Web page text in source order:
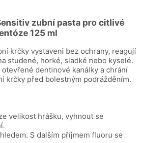
zubní pasta pro citlivé
125 ml
krčky vystaveni bez ochrany, reagují
studené, horké, sladké nebo kyselé.
dentinové kanálky a chrání
krčky před bolestným podrážděním.
velikost hrášku, vyhnout se
S dalším příjmem fluoru se